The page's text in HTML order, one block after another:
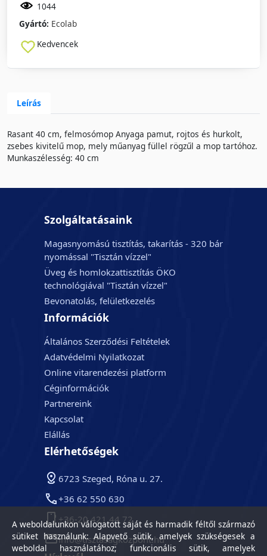
1044
Gyártó: Ecolab
Kedvencek
Leírás
Rasant 40 cm, felmosómop Anyaga pamut, rojtos és hurkolt,
zsebes kivitelű mop, mely műanyag füllel rögzűl a mop tartóhoz.
Munkaszélesség: 40 cm
Szolgáltatásaink
Magasnyomású tisztítás, takarítás - 320 bár
nyomással "Tisztán vízzel"
Üveg és homlokzattisztítás ÖKO
technológiával "Tisztán vízzel"
Bevonatolás, felületkezelés
Információk
Általános Szerződési Feltételek
Adatvédelmi Nyilatkozat
Online vitarendezési platform
Céginformációk
Partnereink
Kapcsolat
Elállás
Elérhetőségek
6723 Szeged, Róna u. 27.
+36 62 550 630
+36-20 421 44 72
info@tisztasagkozpont.hu
A weboldalunkon válogatott saját és harmadik féltől származó
sütiket használunk: Alapvető sütik, amelyek szükségesek a
weboldal használatához; funkcionális sütik, amelyek